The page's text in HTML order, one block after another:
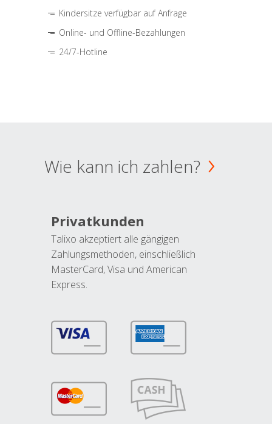
Kindersitze verfügbar auf Anfrage
Online- und Offline-Bezahlungen
24/7-Hotline
Wie kann ich zahlen?
Privatkunden
Talixo akzeptiert alle gängigen
Zahlungsmethoden, einschließlich
MasterCard, Visa und American
Express.